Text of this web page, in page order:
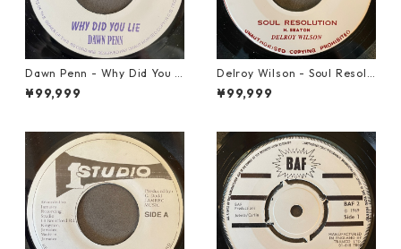
Dawn Penn - Why Did You Li
e【7-21938】
¥99,999
Delroy Wilson - Soul Resolu
tion【7-21935】
¥99,999